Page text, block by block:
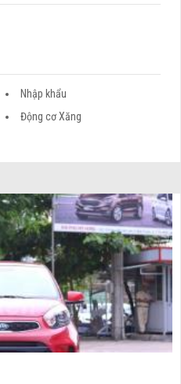
Nhập khẩu
Động cơ Xăng